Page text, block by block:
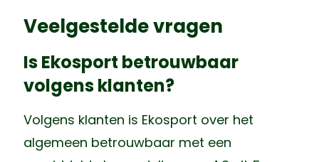
Veelgestelde vragen
Is Ekosport betrouwbaar
volgens klanten?
Volgens klanten is Ekosport over het
algemeen betrouwbaar met een